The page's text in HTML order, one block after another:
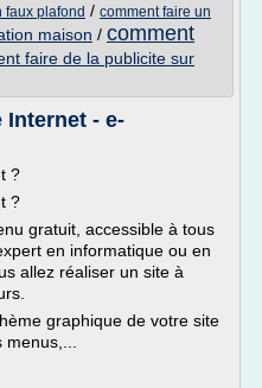
faux plafond / comment faire un
maison / comment
faire de la publicite sur
Internet - e-
?
?
gratuit, accessible à tous
en informatique ou en
allez réaliser un site à
graphique de votre site